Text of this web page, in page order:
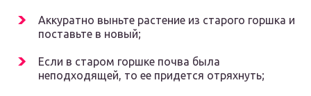
Аккуратно выньте растение из старого горшка и
поставьте в новый;
Если в старом горшке почва была
неподходящей, то ее придется отряхнуть;